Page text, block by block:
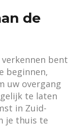
de
bent
beginnen,
uw overgang
te laten
in Zuid-
je thuis te